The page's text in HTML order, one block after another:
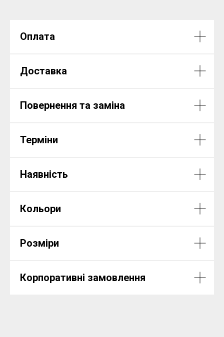
Оплата
Доставка
Повернення та заміна
Терміни
Наявність
Кольори
Розміри
Корпоративні замовлення